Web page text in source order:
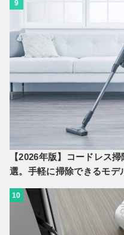
9
【2026年版】コードレス
選。手軽に掃除できるモデ
10